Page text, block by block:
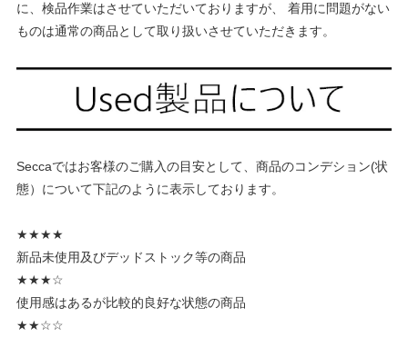
に、検品作業はさせていただいておりますが、 着用に問題がない
ものは通常の商品として取り扱いさせていただきます。
Seccaではお客様のご購入の目安として、商品のコンデション(状
態）について下記のように表示しております。
★★★★
新品未使用及びデッドストック等の商品
★★★☆
使用感はあるが比較的良好な状態の商品
★★☆☆